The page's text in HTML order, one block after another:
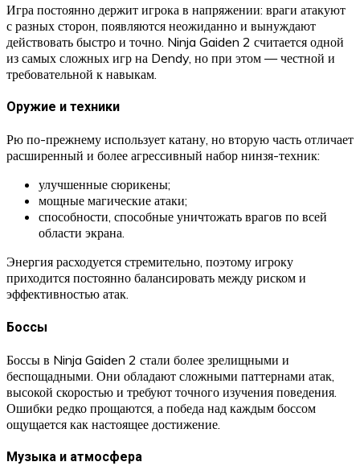
Игра постоянно держит игрока в напряжении: враги атакуют
с разных сторон, появляются неожиданно и вынуждают
действовать быстро и точно. Ninja Gaiden 2 считается одной
из самых сложных игр на Dendy, но при этом — честной и
требовательной к навыкам.
Оружие и техники
Рю по-прежнему использует катану, но вторую часть отличает
расширенный и более агрессивный набор нинзя-техник:
улучшенные сюрикены;
мощные магические атаки;
способности, способные уничтожать врагов по всей
области экрана.
Энергия расходуется стремительно, поэтому игроку
приходится постоянно балансировать между риском и
эффективностью атак.
Боссы
Боссы в Ninja Gaiden 2 стали более зрелищными и
беспощадными. Они обладают сложными паттернами атак,
высокой скоростью и требуют точного изучения поведения.
Ошибки редко прощаются, а победа над каждым боссом
ощущается как настоящее достижение.
Музыка и атмосфера